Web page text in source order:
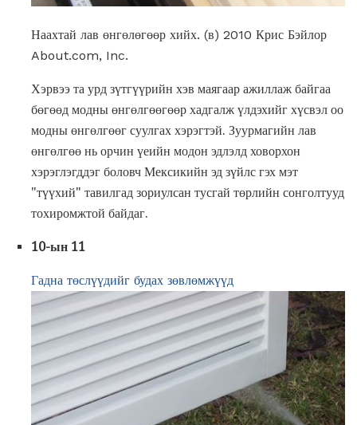
Наахтай лав өнгөлөгөөр хийх. (в) 2010 Крис Бэйлор
About.com, Inc.
Хэрвээ та урд зүтгүүрийн хэв маягаар ажиллаж байгаа
бөгөөд модны өнгөлгөөгөөр хадгалж үлдэхийг хүсвэл оо
модны өнгөлгөөг суулгах хэрэгтэй. Зуурмагийн лав
өнгөлгөө нь орчин үеийн модон эдлэлд ховорхон
хэрэглэгддэг боловч Мексикийн эд зүйлс гэх мэт
"түүхий" тавилгад зориулсан тусгай төрлийн сонголтууд
тохиромжтой байдаг.
10-ын 11
Гадна төслүүдийг будах зөвлөмжүүд